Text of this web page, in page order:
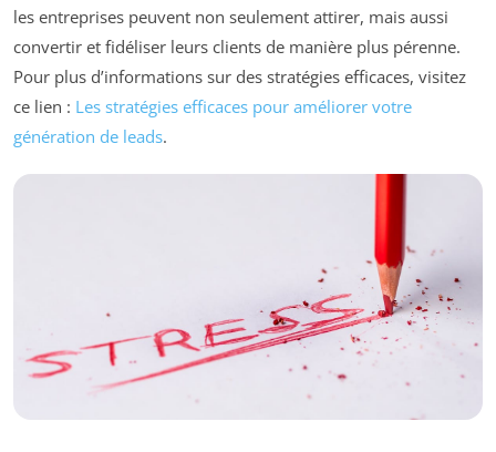
les entreprises peuvent non seulement attirer, mais aussi
convertir et fidéliser leurs clients de manière plus pérenne.
Pour plus d’informations sur des stratégies efficaces, visitez
ce lien : Les stratégies efficaces pour améliorer votre
génération de leads.